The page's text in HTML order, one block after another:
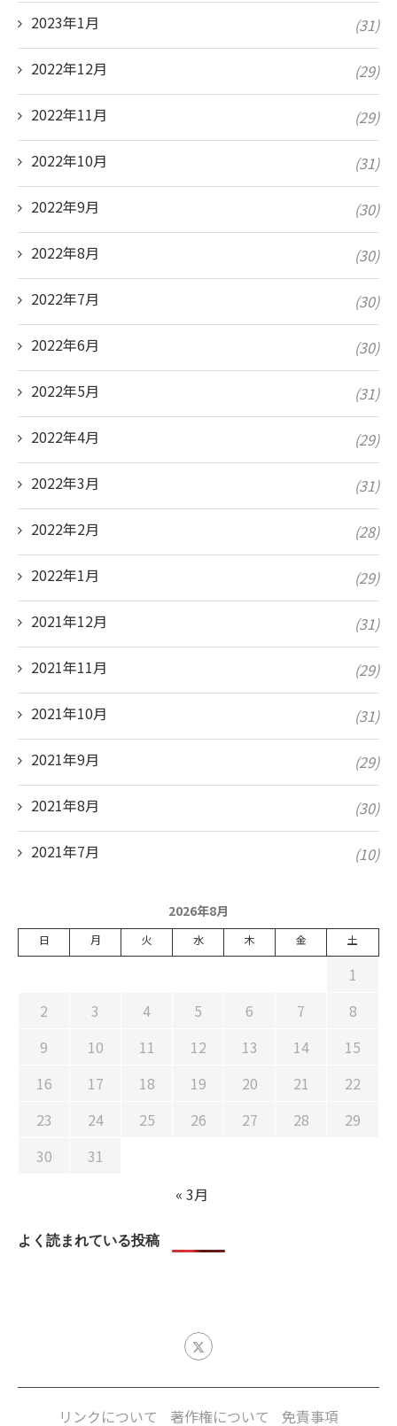
2023年1月 (31)
2022年12月 (29)
2022年11月 (29)
2022年10月 (31)
2022年9月 (30)
2022年8月 (30)
2022年7月 (30)
2022年6月 (30)
2022年5月 (31)
2022年4月 (29)
2022年3月 (31)
2022年2月 (28)
2022年1月 (29)
2021年12月 (31)
2021年11月 (29)
2021年10月 (31)
2021年9月 (29)
2021年8月 (30)
2021年7月 (10)
2026年8月
日 月 火 水 木 金 土
1
2
3 4 5 6 7
8
9
10 11 12 13 14
15
16
17 18 19 20 21
22
23
24 25 26 27 28
29
30
31
« 3月
よく読まれている投稿
リンクについて 著作権について 免責事項